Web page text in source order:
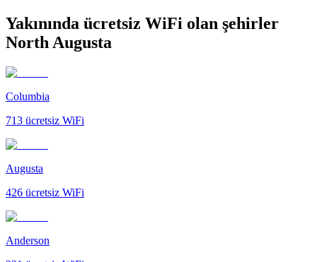
Yakınında ücretsiz WiFi olan şehirler
North Augusta
Columbia
713 ücretsiz WiFi
Augusta
426 ücretsiz WiFi
Anderson